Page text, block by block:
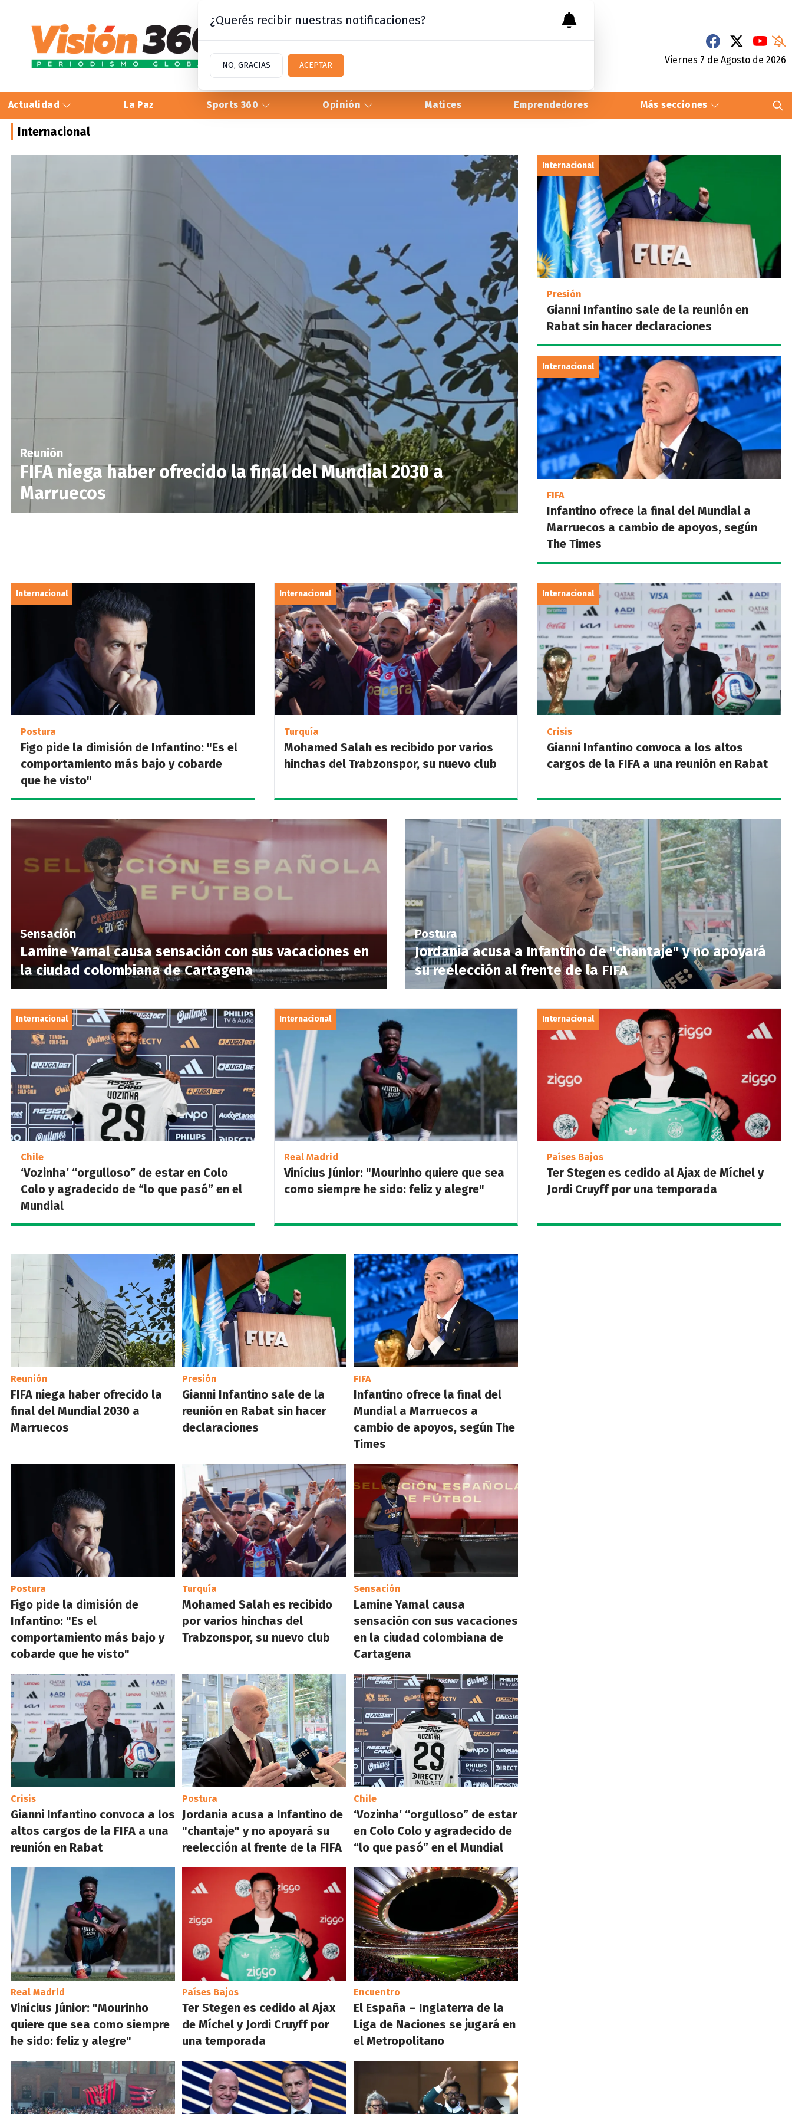
Viernes 7 de Agosto de 2026
Actualidad La Paz Sports 360 Opinión Matices Emprendedores Más secciones
Internacional
Reunión
FIFA niega haber ofrecido la final del Mundial 2030 a
Marruecos
Internacional
Presión
Gianni Infantino sale de la reunión en
Rabat sin hacer declaraciones
Internacional
FIFA
Infantino ofrece la final del Mundial a
Marruecos a cambio de apoyos, según
The Times
Internacional
Postura
Figo pide la dimisión de Infantino: "Es el
comportamiento más bajo y cobarde
que he visto"
Internacional
Turquía
Mohamed Salah es recibido por varios
hinchas del Trabzonspor, su nuevo club
Internacional
Crisis
Gianni Infantino convoca a los altos
cargos de la FIFA a una reunión en Rabat
Sensación
Lamine Yamal causa sensación con sus vacaciones en
la ciudad colombiana de Cartagena
Postura
Jordania acusa a Infantino de "chantaje" y no apoyará
su reelección al frente de la FIFA
Internacional
Chile
‘Vozinha’ “orgulloso” de estar en Colo
Colo y agradecido de “lo que pasó” en el
Mundial
Internacional
Real Madrid
Vinícius Júnior: "Mourinho quiere que sea
como siempre he sido: feliz y alegre"
Internacional
Países Bajos
Ter Stegen es cedido al Ajax de Míchel y
Jordi Cruyff por una temporada
Reunión
FIFA niega haber ofrecido la
final del Mundial 2030 a
Marruecos
Presión
Gianni Infantino sale de la
reunión en Rabat sin hacer
declaraciones
FIFA
Infantino ofrece la final del
Mundial a Marruecos a
cambio de apoyos, según The
Times
Postura
Figo pide la dimisión de
Infantino: "Es el
comportamiento más bajo y
cobarde que he visto"
Turquía
Mohamed Salah es recibido
por varios hinchas del
Trabzonspor, su nuevo club
Sensación
Lamine Yamal causa
sensación con sus vacaciones
en la ciudad colombiana de
Cartagena
Crisis
Gianni Infantino convoca a los
altos cargos de la FIFA a una
reunión en Rabat
Postura
Jordania acusa a Infantino de
"chantaje" y no apoyará su
reelección al frente de la FIFA
Chile
‘Vozinha’ “orgulloso” de estar
en Colo Colo y agradecido de
“lo que pasó” en el Mundial
Real Madrid
Vinícius Júnior: "Mourinho
quiere que sea como siempre
he sido: feliz y alegre"
Países Bajos
Ter Stegen es cedido al Ajax
de Míchel y Jordi Cruyff por
una temporada
Encuentro
El España – Inglaterra de la
Liga de Naciones se jugará en
el Metropolitano
¿Querés recibir nuestras notificaciones?
NO, GRACIAS ACEPTAR